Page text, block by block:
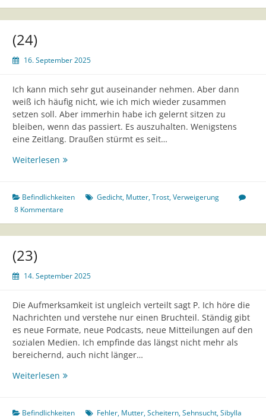
(24)
16. September 2025
Ich kann mich sehr gut auseinander nehmen. Aber dann
weiß ich häufig nicht, wie ich mich wieder zusammen
setzen soll. Aber immerhin habe ich gelernt sitzen zu
bleiben, wenn das passiert. Es auszuhalten. Wenigstens
eine Zeitlang. Draußen stürmt es seit…
Weiterlesen (24)
Befindlichkeiten Gedicht, Mutter,Trost,Verweigerung
8 Kommentare
(23)
14. September 2025
Die Aufmerksamkeit ist ungleich verteilt sagt P. Ich höre die
Nachrichten und verstehe nur einen Bruchteil. Ständig gibt
es neue Formate, neue Podcasts, neue Mitteilungen auf den
sozialen Medien. Ich empfinde das längst nicht mehr als
bereichernd, auch nicht länger…
Weiterlesen (23)
Befindlichkeiten Fehler, Mutter,Scheitern,Sehnsucht,Sibylla